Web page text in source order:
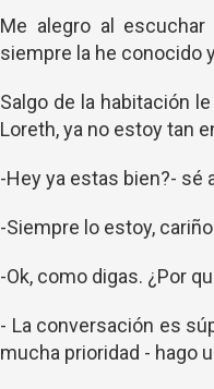
Me alegro al
siempre la he conocido
Salgo de la habitación
Loreth, ya no estoy tan
-Hey ya estas bien?- sé
-Siempre lo estoy,
-Ok, como digas. ¿Por
- La conversación es
mucha prioridad - hago